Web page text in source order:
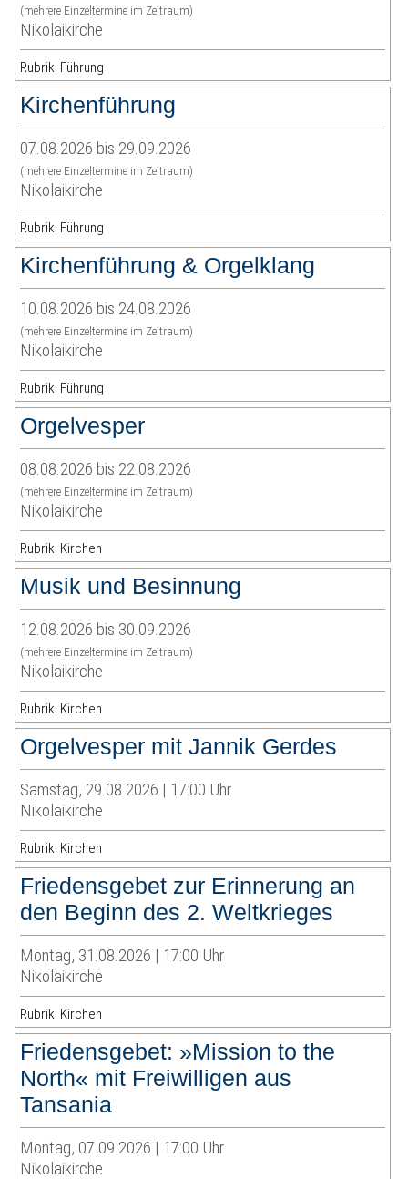
(mehrere Einzeltermine im Zeitraum)
Nikolaikirche
Rubrik: Führung
Kirchenführung
07.08.2026 bis 29.09.2026
(mehrere Einzeltermine im Zeitraum)
Nikolaikirche
Rubrik: Führung
Kirchenführung & Orgelklang
10.08.2026 bis 24.08.2026
(mehrere Einzeltermine im Zeitraum)
Nikolaikirche
Rubrik: Führung
Orgelvesper
08.08.2026 bis 22.08.2026
(mehrere Einzeltermine im Zeitraum)
Nikolaikirche
Rubrik: Kirchen
Musik und Besinnung
12.08.2026 bis 30.09.2026
(mehrere Einzeltermine im Zeitraum)
Nikolaikirche
Rubrik: Kirchen
Orgelvesper mit Jannik Gerdes
Samstag, 29.08.2026 | 17:00 Uhr
Nikolaikirche
Rubrik: Kirchen
Friedensgebet zur Erinnerung an
den Beginn des 2. Weltkrieges
Montag, 31.08.2026 | 17:00 Uhr
Nikolaikirche
Rubrik: Kirchen
Friedensgebet: »Mission to the
North« mit Freiwilligen aus
Tansania
Montag, 07.09.2026 | 17:00 Uhr
Nikolaikirche